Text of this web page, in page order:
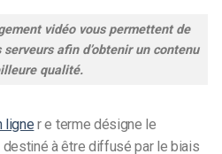
vidéo vous permettent de
afin d’obtenir un contenu
qualité.
ligne re terme désigne le
à être diffusé par le biais